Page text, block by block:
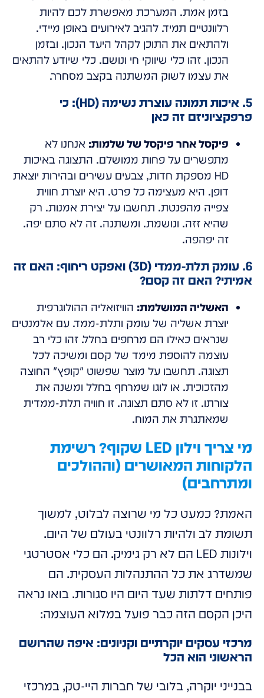
בזמן אמת. המערכת מאפשרת לכם להיות
רלוונטיים תמיד. להגיב לאירועים באופן מיידי.
ולהתאים את התוכן לקהל היעד הנכון. ובזמן
הנכון. זהו כלי שיווקי חי ונושם. כלי שיודע להתאים
את עצמו לשוק המשתנה בקצב מסחרר.
5. איכות תמונה עוצרת נשימה (HD): כי
פרפקציוניזם זה כאן
פיקסל אחר פיקסל של שלמות: אנחנו לא
מתפשרים על פחות ממושלם. התצוגה באיכות
HD מספקת חדות, צבעים עשירים ובהירות יוצאת
דופן. היא מעצימה כל פרט. היא יוצרת חווית
צפייה מהפנטת. תחשבו על יצירת אמנות. רק
שהיא זזה. ונושמת. ומשתנה. זה לא סתם יפה.
זה יפהפה.
6. עומק תלת-ממדי (3D) ואפקט ריחוף: האם זה
אמיתי? האם זה קסם?
האשליה המושלמת: הוויזואליה ההולוגרפית
יוצרת אשליה של עומק ותלת-ממד. עם אלמנטים
שנראים כאילו הם מרחפים בחלל. זהו כלי רב
עוצמה להוספת מימד של קסם ומשיכה לכל
תצוגה. תחשבו על מוצר שפשוט "קופץ" החוצה
מהזכוכית. או לוגו שמרחף בחלל ומשנה את
צורתו. זו לא סתם תצוגה. זו חוויה תלת-ממדית
שמאתגרת את המוח.
מי צריך וילון LED שקוף? רשימת
הלקוחות המאושרים (וההולכים
ומתרחבים)
האמת? כמעט כל מי שרוצה לבלוט, למשוך
תשומת לב ולהיות רלוונטי בעולם של היום.
וילונות LED הם לא רק גימיק. הם כלי אסטרטגי
שמשדרג את כל ההתנהלות העסקית. הם
פותחים דלתות שעד היום היו סגורות. בואו נראה
היכן הקסם הזה כבר פועל במלוא העוצמה:
מרכזי עסקים יוקרתיים וקניונים: איפה שהרושם
הראשוני הוא הכל
בבנייני יוקרה, בלובי של חברות היי-טק, במרכזי